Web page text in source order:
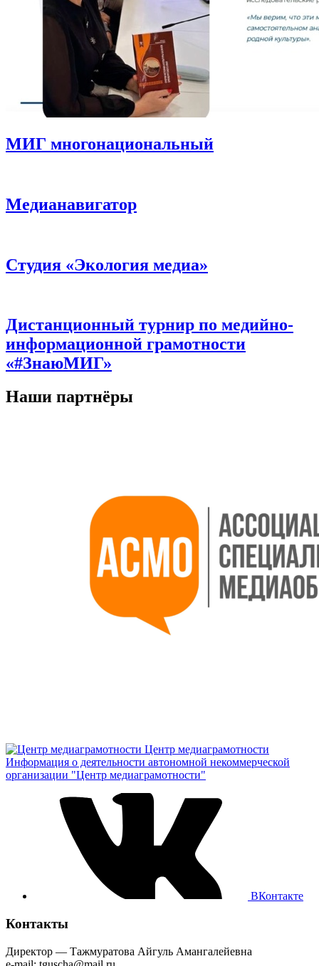
МИГ многонациональный
Медианавигатор
Студия «Экология медиа»
Дистанционный турнир по медийно-
информационной грамотности
«#ЗнаюМИГ»
Наши партнёры
Центр медиаграмотности
Информация о деятельности автономной некоммерческой
организации "Центр медиаграмотности"
ВКонтакте
Контакты
Директор — Тажмуратова Айгуль Амангалейевна